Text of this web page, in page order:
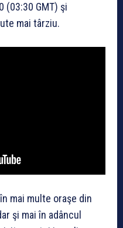
(03:30 GMT) şi
mai târziu.
mai multe oraşe din
şi mai în adâncul